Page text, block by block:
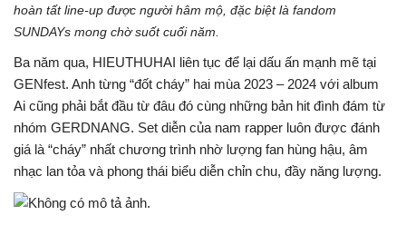
hoàn tất line-up được người hâm mộ, đặc biệt là fandom
SUNDAYs mong chờ suốt cuối năm.
Ba năm qua, HIEUTHUHAI liên tục để lại dấu ấn mạnh mẽ tại
GENfest. Anh từng “đốt cháy” hai mùa 2023 – 2024 với album
Ai cũng phải bắt đầu từ đâu đó cùng những bản hit đình đám từ
nhóm GERDNANG. Set diễn của nam rapper luôn được đánh
giá là “cháy” nhất chương trình nhờ lượng fan hùng hậu, âm
nhạc lan tỏa và phong thái biểu diễn chỉn chu, đầy năng lượng.